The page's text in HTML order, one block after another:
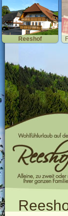
Reeshof